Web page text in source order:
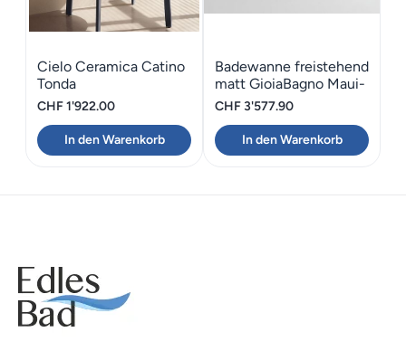
Cielo Ceramica Catino
Tonda
CHF1'922.00
In den Warenkorb
Badewanne freistehend
matt GioiaBagno Maui-
160
CHF3'577.90
In den Warenkorb